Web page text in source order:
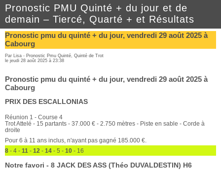
Pronostic PMU Quinté + du jour et de
demain – Tiercé, Quarté + et Résultats
Pronostic pmu du quinté + du jour, vendredi 29 août 2025 à
Cabourg
Par Lisa - Pronostic Pmu Quinté, Quinté de Trot
le jeudi 28 août 2025 à 23:38
Pronostic pmu du quinté + du jour, vendredi 29 août 2025 à
Cabourg
PRIX DES ESCALLONIAS
Réunion 1 - Course 4
Trot Attelé - 15 partants - 37.000 € - 2.750 mètres - Piste en sable - Corde à
droite
Pour 6 à 11 ans inclus, n'ayant pas gagné 185.000 €.
8 - 4 - 11 - 12 - 14 - 5 - 10 - 16
Notre favori - 8 JACK DES ASS (Théo DUVALDESTIN) H6